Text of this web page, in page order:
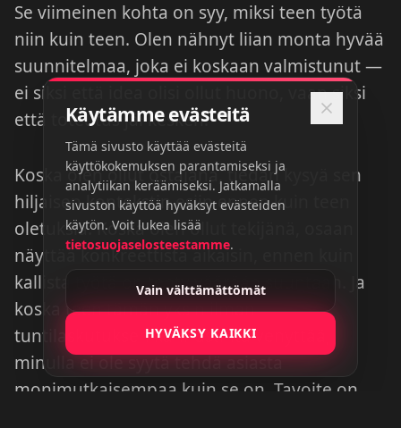
Se viimeinen kohta on syy, miksi teen työtä
niin kuin teen. Olen nähnyt liian monta hyvää
suunnitelmaa, joka ei koskaan valmistunut —
ei siksi että idea olisi ollut huono, vaan siksi
että toteutus jäi kesken.
Koska olen ollut ostajana, tiedän kysyä sen
hiljaisen kontekstin esiin ennen kuin teen
oletuksia. Koska olen ollut tekijänä, osaan
näyttää konkreettista aikaisin, ennen kuin
kallista työtä on tehty väärään suuntaan. Ja
koska teen tämän yksin ilman
tuntilaskutuksen kannustinta venyttää,
minulla ei ole syytä tehdä asiasta
monimutkaisempaa kuin se on. Tavoite on
Käytämme evästeitä
Tämä sivusto käyttää evästeitä
käyttökokemuksen parantamiseksi ja
analytiikan keräämiseksi. Jatkamalla
sivuston käyttöä hyväksyt evästeiden
käytön. Voit lukea lisää
tietosuojaselosteestamme.
Vain välttämättömät
HYVÄKSY KAIKKI